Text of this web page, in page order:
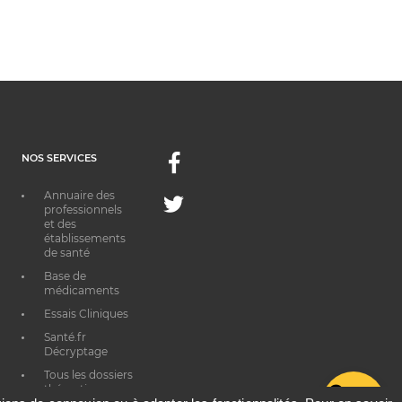
NOS SERVICES
Annuaire des
professionnels
et des
établissements
de santé
Base de
médicaments
Essais Cliniques
Santé.fr
Décryptage
Tous les dossiers
thématiques
Facebook
Twitter